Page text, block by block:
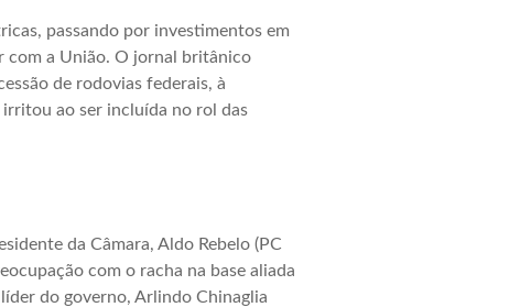
passando por investimentos em
com a União. O jornal britânico
de rodovias federais, à
irritou ao ser incluída no rol das
da Câmara, Aldo Rebelo (PC
com o racha na base aliada
do governo, Arlindo Chinaglia